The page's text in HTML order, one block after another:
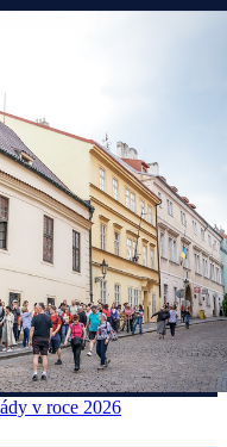
v roce 2026